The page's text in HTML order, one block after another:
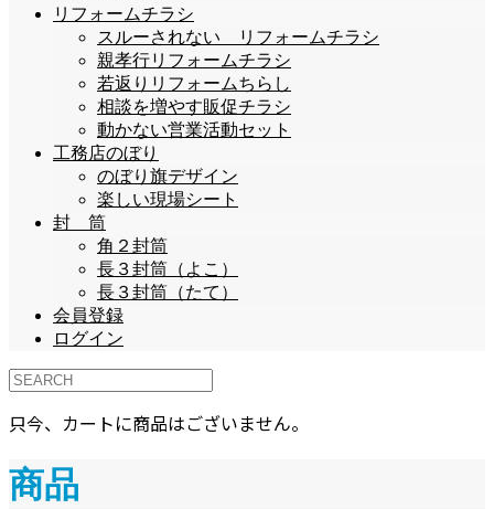
リフォームチラシ
スルーされない リフォームチラシ
親孝行リフォームチラシ
若返りリフォームちらし
相談を増やす販促チラシ
動かない営業活動セット
工務店のぼり
のぼり旗デザイン
楽しい現場シート
封 筒
角２封筒
長３封筒（よこ）
長３封筒（たて）
会員登録
ログイン
只今、カートに商品はございません。
商品